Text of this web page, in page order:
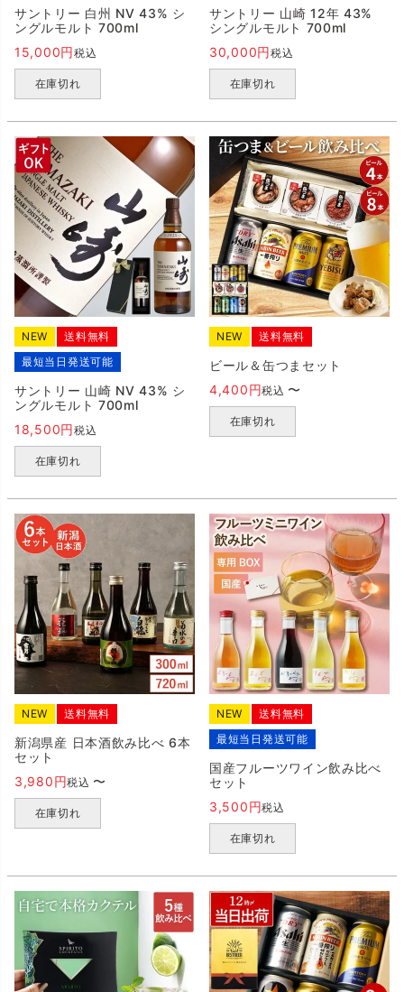
サントリー 白州 NV 43% シ
ングルモルト 700ml
15,000
税込
在庫切れ
サントリー 山崎 12年 43%
シングルモルト 700ml
30,000
税込
在庫切れ
NEW
送料無料
最短当日発送可能
サントリー 山崎 NV 43% シ
ングルモルト 700ml
18,500
税込
在庫切れ
NEW 送料無料
ビール＆缶つまセット
4,400
税込 〜
在庫切れ
NEW 送料無料
新潟県産 日本酒飲み比べ 6本
セット
3,980
税込 〜
在庫切れ
NEW
送料無料
最短当日発送可能
国産フルーツワイン飲み比べ
セット
3,500
税込
在庫切れ